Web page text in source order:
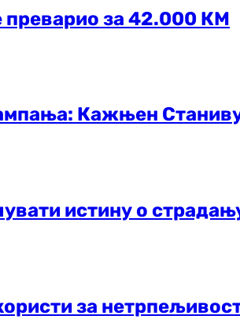
преварио за 42.000 КМ
Кажњен
истину о
за